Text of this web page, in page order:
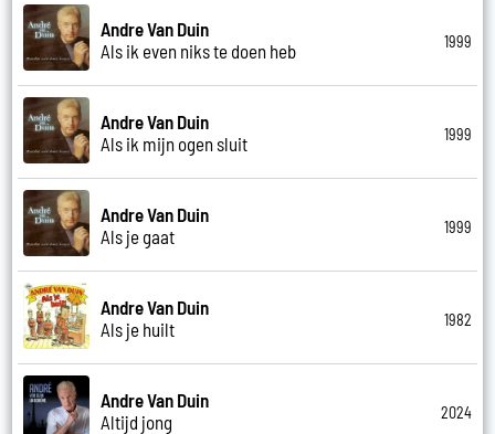
Andre Van Duin
Als ik even niks te doen heb
1999
Andre Van Duin
Als ik mijn ogen sluit
1999
Andre Van Duin
Als je gaat
1999
Andre Van Duin
Als je huilt
1982
Andre Van Duin
Altijd jong
2024